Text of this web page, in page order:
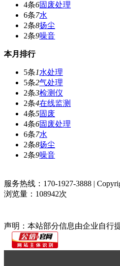
4条6固废处理
6条7水
2条8扬尘
2条9噪音
本月排行
5条1水处理
5条2气处理
2条3检测仪
2条4在线监测
4条5固废
4条6固废处理
6条7水
2条8扬尘
2条9噪音
服务热线：170-1927-3888 |
浏览量： 108942次
声明：本站部分信息由企业自行